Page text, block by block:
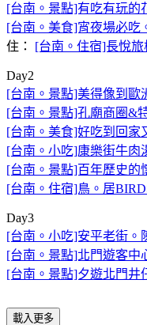
[台南。景點]有吃有玩的
[台南。美食]宵夜場必吃
住： [台南。住宿]長悅
Day2
[台南。景點]美得像到歐
[台南。景點]孔廟商圈&
[台南。美食]好吃到回家
[台南。小吃]康樂街牛肉
[台南。景點]百年歷史的
[台南。住宿]鳥。居
Day3
[台南。小吃]安平老街。
[台南。景點]北門遊客中
[台南。景點]夕遊北門井
載入更多